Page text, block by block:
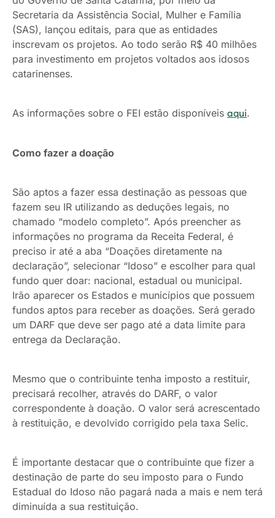
Secretaria da Assistência Social, Mulher e Família
(SAS), lançou editais, para que as entidades
inscrevam os projetos. Ao todo serão R$ 40 milhões
para investimento em projetos voltados aos idosos
catarinenses.
As informações sobre o FEI estão disponíveis aqui.
Como fazer a doação
São aptos a fazer essa destinação as pessoas que
fazem seu IR utilizando as deduções legais, no
chamado “modelo completo”. Após preencher as
informações no programa da Receita Federal, é
preciso ir até a aba “Doações diretamente na
declaração”, selecionar “Idoso” e escolher para qual
fundo quer doar: nacional, estadual ou municipal.
Irão aparecer os Estados e municípios que possuem
fundos aptos para receber as doações. Será gerado
um DARF que deve ser pago até a data limite para
entrega da Declaração.
Mesmo que o contribuinte tenha imposto a restituir,
precisará recolher, através do DARF, o valor
correspondente à doação. O valor será acrescentado
à restituição, e devolvido corrigido pela taxa Selic.
É importante destacar que o contribuinte que fizer a
destinação de parte do seu imposto para o Fundo
Estadual do Idoso não pagará nada a mais e nem terá
diminuída a sua restituição.